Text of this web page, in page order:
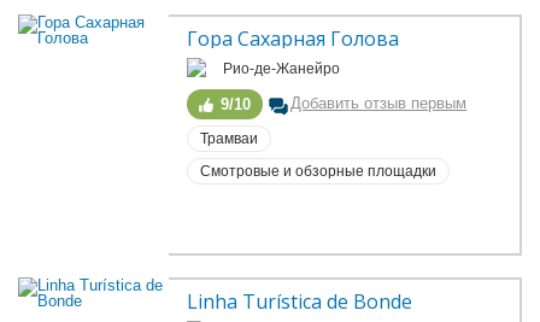
Гора Сахарная Голова
Рио-де-Жанейро
9/10 Добавить отзыв первым
Трамваи
Смотровые и обзорные площадки
Linha Turística de Bonde